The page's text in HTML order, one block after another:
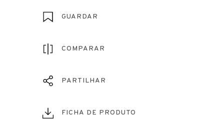
GUARDAR
COMPARAR
PARTILHAR
FICHA DE PRODUTO